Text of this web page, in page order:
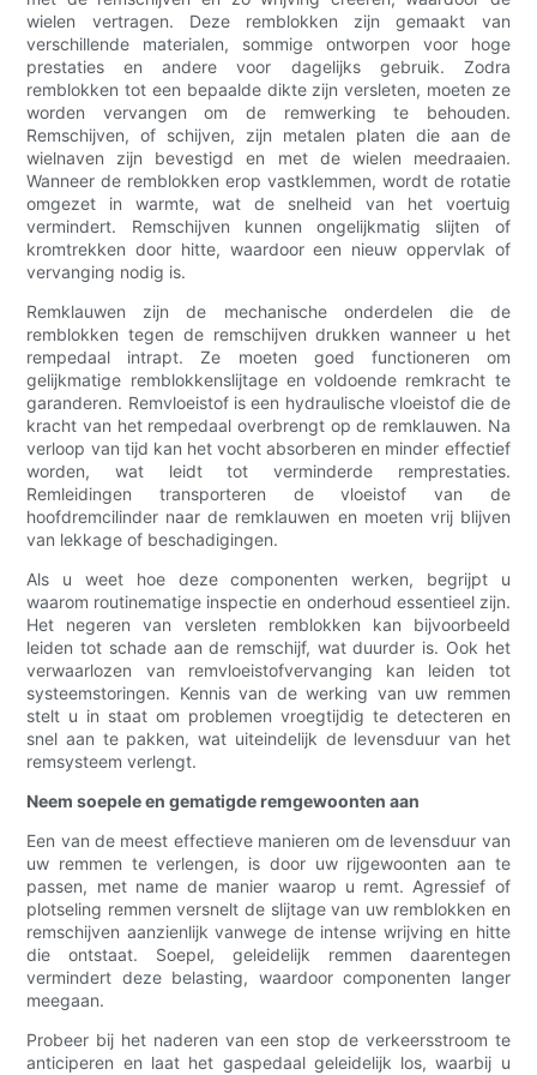
wielen vertragen. Deze remblokken zijn gemaakt van
verschillende materialen, sommige ontworpen voor hoge
prestaties en andere voor dagelijks gebruik. Zodra
remblokken tot een bepaalde dikte zijn versleten, moeten ze
worden vervangen om de remwerking te behouden.
Remschijven, of schijven, zijn metalen platen die aan de
wielnaven zijn bevestigd en met de wielen meedraaien.
Wanneer de remblokken erop vastklemmen, wordt de rotatie
omgezet in warmte, wat de snelheid van het voertuig
vermindert. Remschijven kunnen ongelijkmatig slijten of
kromtrekken door hitte, waardoor een nieuw oppervlak of
vervanging nodig is.
Remklauwen zijn de mechanische onderdelen die de
remblokken tegen de remschijven drukken wanneer u het
rempedaal intrapt. Ze moeten goed functioneren om
gelijkmatige remblokkenslijtage en voldoende remkracht te
garanderen. Remvloeistof is een hydraulische vloeistof die de
kracht van het rempedaal overbrengt op de remklauwen. Na
verloop van tijd kan het vocht absorberen en minder effectief
worden, wat leidt tot verminderde remprestaties.
Remleidingen transporteren de vloeistof van de
hoofdremcilinder naar de remklauwen en moeten vrij blijven
van lekkage of beschadigingen.
Als u weet hoe deze componenten werken, begrijpt u
waarom routinematige inspectie en onderhoud essentieel zijn.
Het negeren van versleten remblokken kan bijvoorbeeld
leiden tot schade aan de remschijf, wat duurder is. Ook het
verwaarlozen van remvloeistofvervanging kan leiden tot
systeemstoringen. Kennis van de werking van uw remmen
stelt u in staat om problemen vroegtijdig te detecteren en
snel aan te pakken, wat uiteindelijk de levensduur van het
remsysteem verlengt.
Neem soepele en gematigde remgewoonten aan
Een van de meest effectieve manieren om de levensduur van
uw remmen te verlengen, is door uw rijgewoonten aan te
passen, met name de manier waarop u remt. Agressief of
plotseling remmen versnelt de slijtage van uw remblokken en
remschijven aanzienlijk vanwege de intense wrijving en hitte
die ontstaat. Soepel, geleidelijk remmen daarentegen
vermindert deze belasting, waardoor componenten langer
meegaan.
Probeer bij het naderen van een stop de verkeersstroom te
anticiperen en laat het gaspedaal geleidelijk los, waarbij u